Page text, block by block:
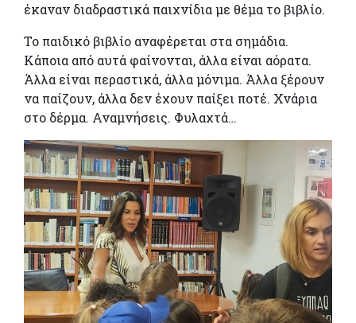
έκαναν διαδραστικά παιχνίδια με θέμα το βιβλίο.
Το παιδικό βιβλίο αναφέρεται στα σημάδια.
Κάποια από αυτά φαίνονται, άλλα είναι αόρατα.
Άλλα είναι περαστικά, άλλα μόνιμα. Άλλα ξέρουν
να παίζουν, άλλα δεν έχουν παίξει ποτέ. Χνάρια
στο δέρμα. Αναμνήσεις. Φυλαχτά…